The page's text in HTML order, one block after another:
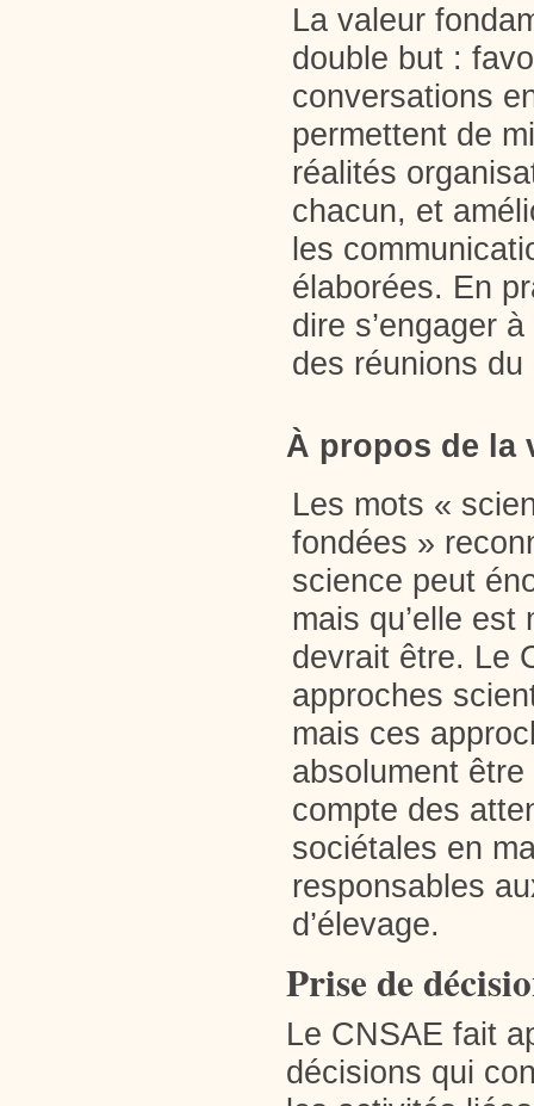
La valeur
double but :
conversations
permettent de
réalités
chacun, et
les
élaborées. En
dire s’engager
des réunions du
À propos de la
Les mots «
fondées »
science peut
mais qu’elle
devrait être. Le
approches
mais ces
absolument
compte des
sociétales en
responsables
d’élevage.
Prise de
Le CNSAE fait
décisions qui